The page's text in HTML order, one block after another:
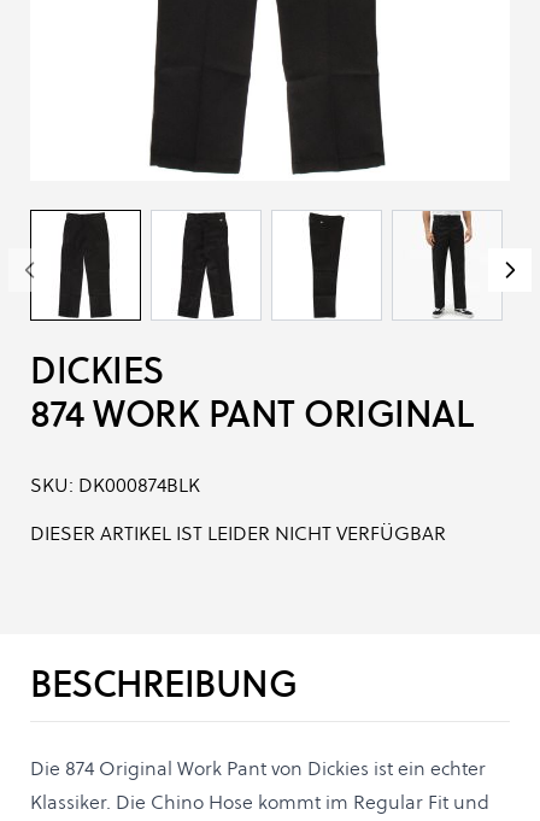
DICKIES
874 WORK PANT ORIGINAL
SKU: DK000874BLK
DIESER ARTIKEL IST LEIDER NICHT VERFÜGBAR
BESCHREIBUNG
Die 874 Original Work Pant von Dickies ist ein echter
Klassiker. Die Chino Hose kommt im Regular Fit und